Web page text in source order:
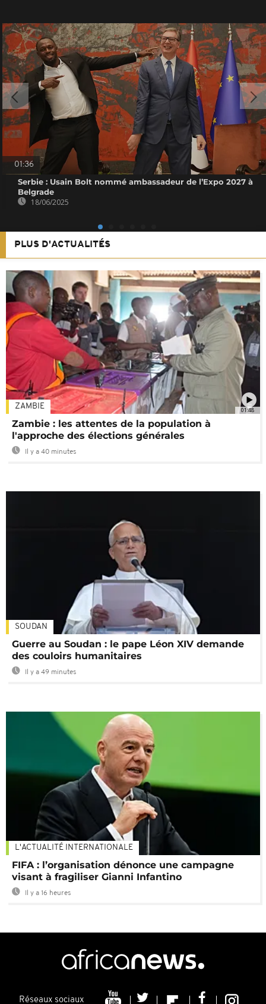
01:36
Serbie : Usain Bolt nommé ambassadeur de l’Expo 2027 à
Belgrade
18/06/2025
PLUS D'ACTUALITÉS
01:48
ZAMBIE
Zambie : les attentes de la population à
l'approche des élections générales
Il y a 40 minutes
SOUDAN
Guerre au Soudan : le pape Léon XIV demande
des couloirs humanitaires
Il y a 49 minutes
L'ACTUALITÉ INTERNATIONALE
FIFA : l’organisation dénonce une campagne
visant à fragiliser Gianni Infantino
Il y a 16 heures
Réseaux sociaux